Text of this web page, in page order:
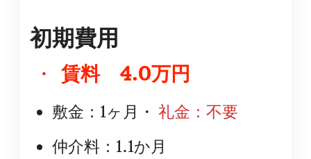
初期費用
・ 賃料 4.0万円
敷金：1ヶ月・ 礼金：不要
仲介料：1.1か月